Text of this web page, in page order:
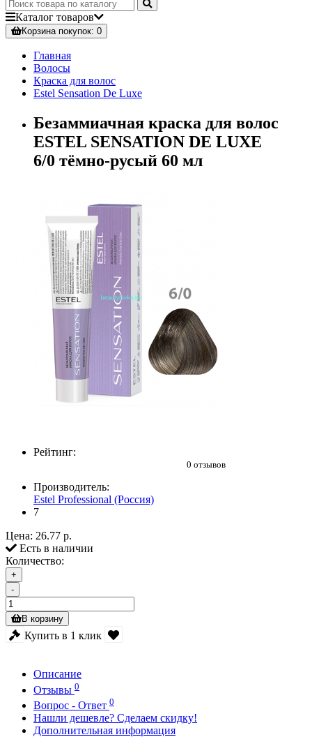
Каталог товаров
Корзинапокупок: 0
Главная
Волосы
Краска для волос
Estel Sensation De Luxe
Безаммиачная краска для волос
ESTEL SENSATION DE LUXE
6/0 тёмно-русый 60 мл
Рейтинг:
0 отзывов
Производитель:
Estel Professional (Россия)
7
Цена: 26.77 р.
Есть в наличии
Количество:
+
-
В корзину
Купить в 1 клик
Описание
Отзывы 0
Вопрос - Ответ 0
Нашли дешевле? Сделаем скидку!
Дополнительная информация